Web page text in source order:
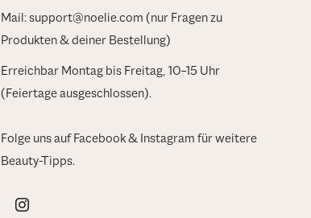
Mail: support@noelie.com (nur Fragen zu
Produkten & deiner Bestellung)
Erreichbar Montag bis Freitag, 10–15 Uhr
(Feiertage ausgeschlossen).
Folge uns auf Facebook & Instagram für weitere
Beauty-Tipps.